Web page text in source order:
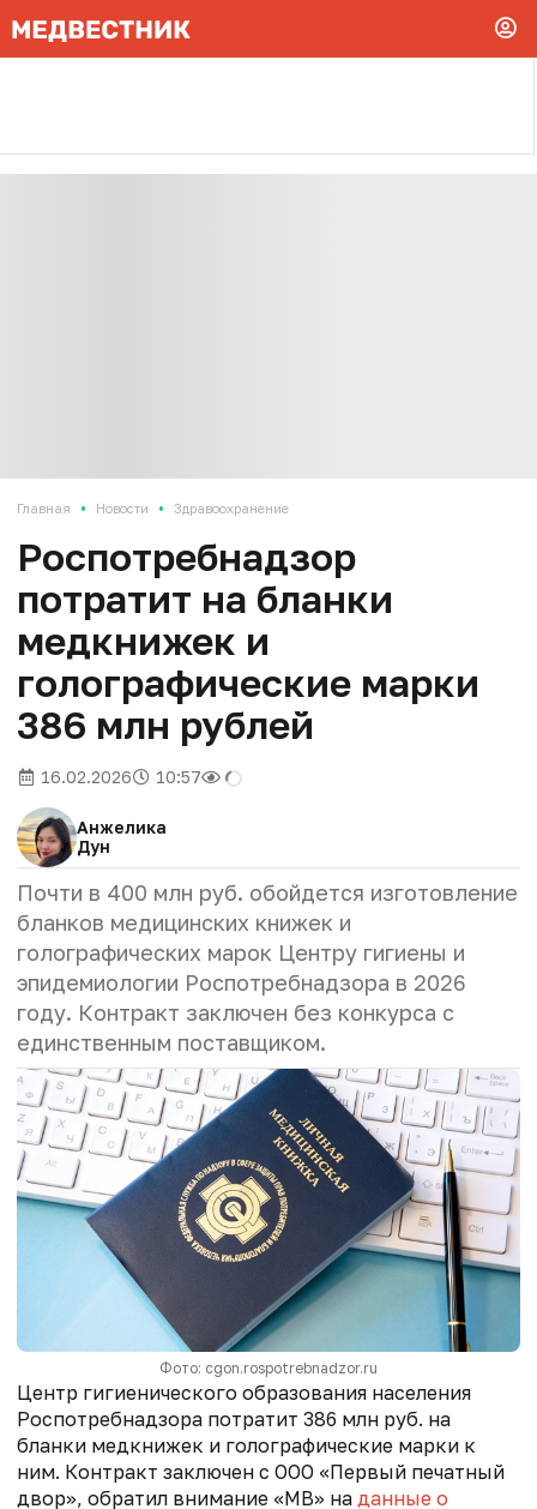
Главная • Новости • Здравоохранение
Роспотребнадзор
потратит на бланки
медкнижек и
голографические марки
386 млн рублей
16.02.2026 10:57
Анжелика
Дун
Почти в 400 млн руб. обойдется изготовление
бланков медицинских книжек и
голографических марок Центру гигиены и
эпидемиологии Роспотребнадзора в 2026
году. Контракт заключен без конкурса с
единственным поставщиком.
Фото: cgon.rospotrebnadzor.ru
Центр гигиенического образования населения
Роспотребнадзора потратит 386 млн руб. на
бланки медкнижек и голографические марки к
ним. Контракт заключен с ООО «Первый печатный
двор», обратил внимание «МВ» на данные о